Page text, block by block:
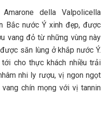
della Valpolicella
Bắc nước Ý xinh đẹp, được
vang đỏ từ những vùng này
săn lùng ở khắp nước Ý.
cho thực khách nhiều trải
nhi ly rượu, vị ngon ngọt
chín mọng với vị tannin